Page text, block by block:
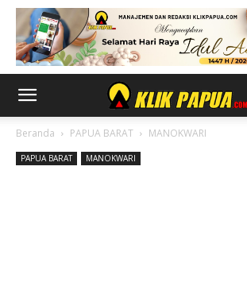
Beranda PAPUA BARAT MANOKWARI
PAPUA BARAT MANOKWARI